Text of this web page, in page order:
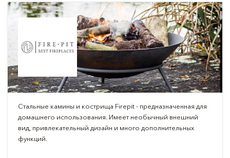
Стальные камины и кострища Firepit - предназначенная для
домашнего использования. Имеет необычный внешний
вид, привлекательный дизайн и много дополнительных
функций.